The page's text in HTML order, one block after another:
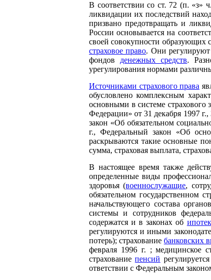
В соответствии со ст. 72 (п. «з»
ликвидации их последствий
призвано предотвращать и
России основывается на
своей совокупности образующих
страховое право. Они регулируют
фондов денежных средств.
урегулирования нормами
Источниками страхового права
обусловлено комплексным
основными в системе страхового
Федерации» от 31 декабря 1997
закон «Об обязательном
г., Федеральный закон «Об
раскрываются такие основные
сумма, страховая выплата,
В настоящее время также
определенные виды
здоровья (военнослужащие,
обязательном
начальствующего состава
системы и сотрудников
содержатся и в законах об
регулируются и иными
потерь); страхованиебанковских
февраля 1996 г. ; медицинское
страхованиепенсий
ответствии с Федеральным